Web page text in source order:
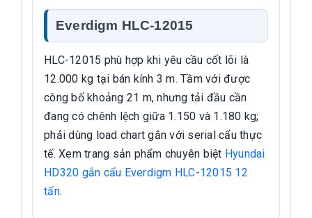
Everdigm HLC-12015
HLC-12015 phù hợp khi yêu cầu cốt lõi là
12.000 kg tại bán kính 3 m. Tầm với được
công bố khoảng 21 m, nhưng tải đầu cần
đang có chênh lệch giữa 1.150 và 1.180 kg;
phải dùng load chart gắn với serial cẩu thực
tế. Xem trang sản phẩm chuyên biệt Hyundai
HD320 gắn cẩu Everdigm HLC-12015 12
tấn.